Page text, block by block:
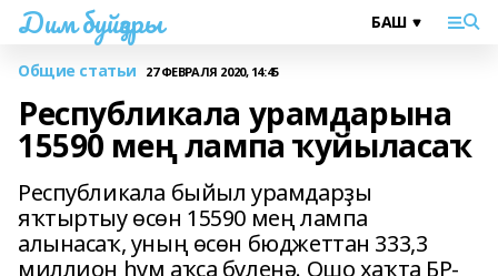
Дим буйҙары
Общие статьи 27 ФЕВРАЛЯ 2020, 14:45
Республикала урамдарына
15590 мең лампа ҡуйыласаҡ
Республикала быйыл урамдарҙы
яҡтыртыу өсөн 15590 мең лампа
алынасаҡ, уның өсөн бюджеттан 333,3
миллион һум аҡса бүленә. Ошо хаҡта БР-